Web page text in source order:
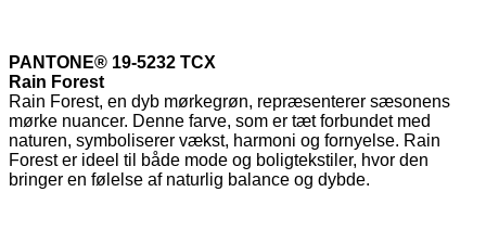
PANTONE® 19-5232 TCX
Rain Forest
Rain Forest, en dyb mørkegrøn, repræsenterer sæsonens
mørke nuancer. Denne farve, som er tæt forbundet med
naturen, symboliserer vækst, harmoni og fornyelse. Rain
Forest er ideel til både mode og boligtekstiler, hvor den
bringer en følelse af naturlig balance og dybde.